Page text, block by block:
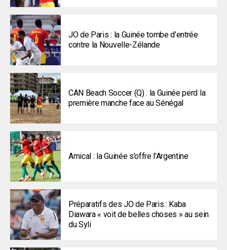
JO de Paris : la Guinée tombe d’entrée
contre la Nouvelle-Zélande
CAN Beach Soccer (Q) : la Guinée perd la
première manche face au Sénégal
Amical : la Guinée s’offre l’Argentine
Préparatifs des JO de Paris : Kaba
Diawara « voit de belles choses » au sein
du Syli